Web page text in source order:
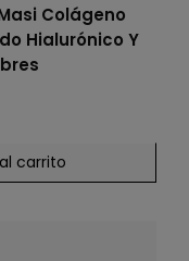
Hialurónico Y
carrito